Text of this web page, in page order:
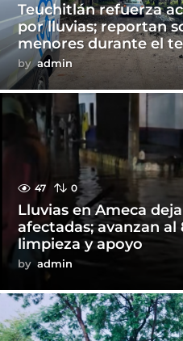
Teuchitlán refuerza
por lluvias; reportan
menores durante el
by admin
47 0
Lluvias en Ameca
afectadas; avanzan al
limpieza y apoyo
by admin